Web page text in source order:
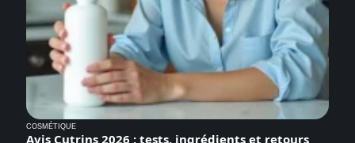
COSMÉTIQUE
Avis Cutrins 2026 : tests, ingrédients et retours